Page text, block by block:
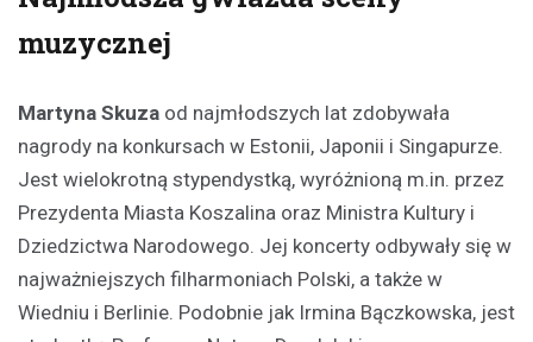
muzycznej
Martyna Skuza od najmłodszych lat zdobywała
nagrody na konkursach w Estonii, Japonii i Singapurze.
Jest wielokrotną stypendystką, wyróżnioną m.in. przez
Prezydenta Miasta Koszalina oraz Ministra Kultury i
Dziedzictwa Narodowego. Jej koncerty odbywały się w
najważniejszych filharmoniach Polski, a także w
Wiedniu i Berlinie. Podobnie jak Irmina Bączkowska, jest